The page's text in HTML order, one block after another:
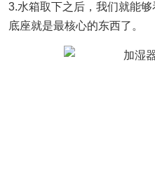
3.水箱取下之后，我们就能
底座就是最核心的东西了。